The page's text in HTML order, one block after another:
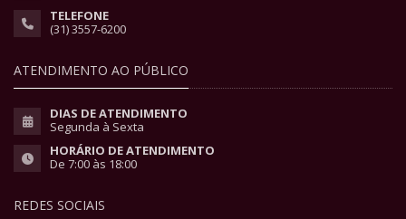
TELEFONE
(31) 3557-6200
ATENDIMENTO AO PÚBLICO
DIAS DE ATENDIMENTO
Segunda à Sexta
HORÁRIO DE ATENDIMENTO
De 7:00 às 18:00
REDES SOCIAIS